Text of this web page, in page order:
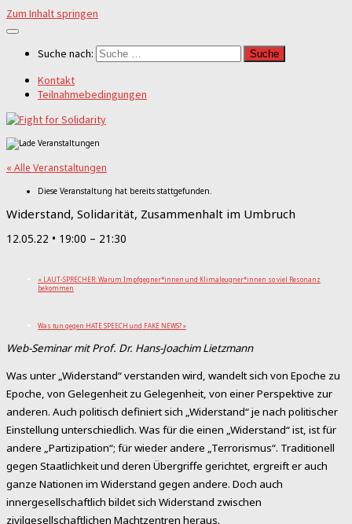
Zum Inhalt springen
Suche nach:
Kontakt
Teilnahmebedingungen
« Alle Veranstaltungen
Diese Veranstaltung hat bereits stattgefunden.
Widerstand, Solidarität, Zusammenhalt im Umbruch
12.05.22 • 19:00 – 21:30
« LAUT-SPRECHER: Warum Impfgegner*innen und Klimaleugner*innen so viel Resonanz
bekommen
Was tun gegen HATE SPEECH und FAKE NEWS?»
Web-Seminar mit Prof. Dr. Hans-Joachim Lietzmann
Was unter „Widerstand“ verstanden wird, wandelt sich von Epoche zu
Epoche, von Gelegenheit zu Gelegenheit, von einer Perspektive zur
anderen. Auch politisch definiert sich „Widerstand“ je nach politischer
Einstellung unterschiedlich. Was für die einen „Widerstand“ ist, ist für
andere „Partizipation“; für wieder andere „Terrorismus“. Traditionell
gegen Staatlichkeit und deren Übergriffe gerichtet, ergreift er auch
ganze Nationen im Widerstand gegen andere. Doch auch
innergesellschaftlich bildet sich Widerstand zwischen
zivilgesellschaftlichen Machtzentren heraus.